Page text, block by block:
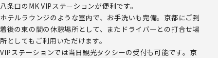
八条口のMK VIPステーションが便利です。
ホテルラウンジのような室内で、お手洗いも完備。京都にご到
着後の束の間の休憩場所として、またドライバーとの打合せ場
所としてもご利用いただけます。
VIPステーションでは当日観光タクシーの受付も可能です。京